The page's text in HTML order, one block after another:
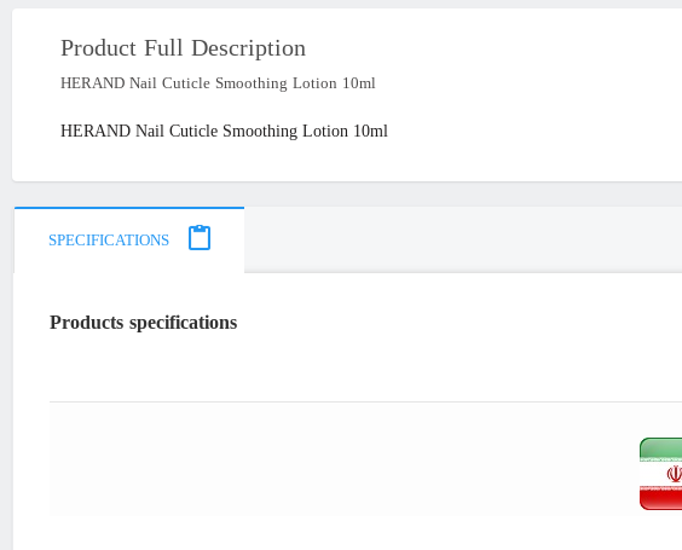
Product Full Description
HERAND Nail Cuticle Smoothing Lotion 10ml
HERAND Nail Cuticle Smoothing Lotion 10ml
SPECIFICATIONS
Products specifications